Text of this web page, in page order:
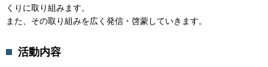
くりに取り組みます。
また、その取り組みを広く発信・啓蒙していきます。
活動内容